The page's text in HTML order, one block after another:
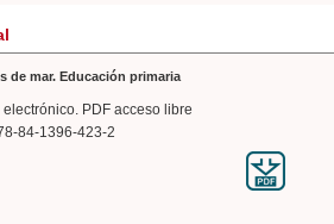
de mar. Educación primaria
electrónico. PDF acceso libre
84-1396-423-2